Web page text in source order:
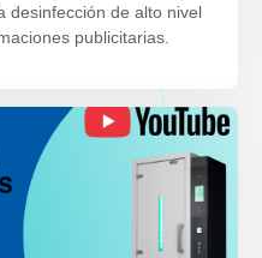
desinfección de alto nivel
publicitarias.